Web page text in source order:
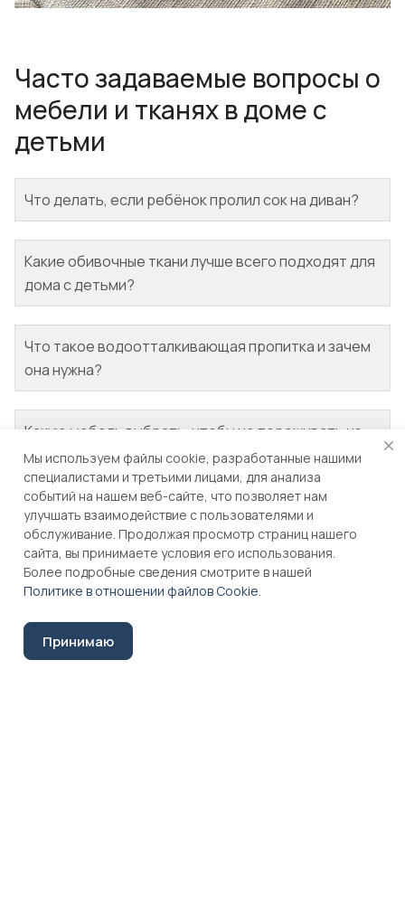
Часто задаваемые вопросы о
мебели и тканях в доме с
детьми
Что делать, если ребёнок пролил сок на диван?
Какие обивочные ткани лучше всего подходят для
дома с детьми?
Что такое водоотталкивающая пропитка и зачем
она нужна?
Какую мебель выбрать, чтобы не переживать из-
за частых загрязнений?
Каких ошибок стоит избегать при выборе мебели
для дома с детьми?
Мы используем файлы cookie, разработанные нашими
специалистами и третьими лицами, для анализа
событий на нашем веб-сайте, что позволяет нам
улучшать взаимодействие с пользователями и
обслуживание. Продолжая просмотр страниц нашего
сайта, вы принимаете условия его использования.
Более подробные сведения смотрите в нашей
Политике в отношении файлов Cookie.
Принимаю